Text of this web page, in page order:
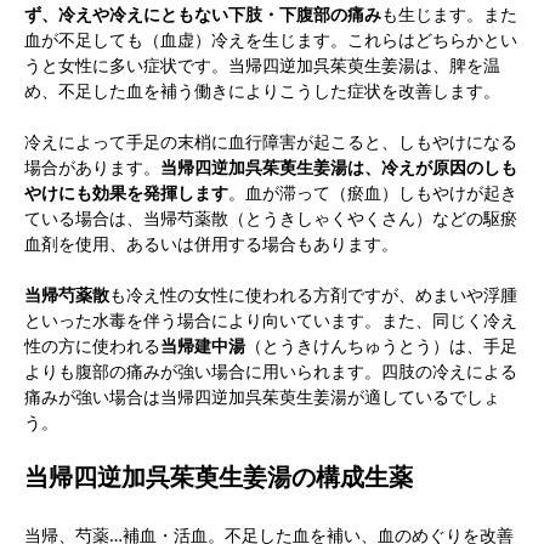
ず、冷えや冷えにともない下肢・下腹部の痛みも生じます。また
血が不足しても（血虚）冷えを生じます。これらはどちらかとい
うと女性に多い症状です。当帰四逆加呉茱萸生姜湯は、脾を温
め、不足した血を補う働きによりこうした症状を改善します。
冷えによって手足の末梢に血行障害が起こると、しもやけになる
場合があります。 当帰四逆加呉茱萸生姜湯は、冷えが原因のしも
やけにも効果を発揮します。血が滞って（瘀血）しもやけが起き
ている場合は、当帰芍薬散（とうきしゃくやくさん）などの駆瘀
血剤を使用、あるいは併用する場合もあります。
当帰芍薬散も冷え性の女性に使われる方剤ですが、めまいや浮腫
といった水毒を伴う場合により向いています。また、同じく冷え
性の方に使われる当帰建中湯（とうきけんちゅうとう）は、手足
よりも腹部の痛みが強い場合に用いられます。四肢の冷えによる
痛みが強い場合は当帰四逆加呉茱萸生姜湯が適しているでしょ
う。
当帰四逆加呉茱萸生姜湯の構成生薬
当帰、芍薬…補血・活血。不足した血を補い、血のめぐりを改善